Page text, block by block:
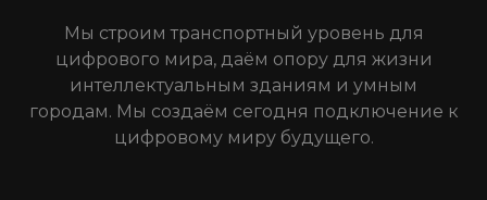
Мы строим транспортный уровень для
цифрового мира, даём опору для жизни
интеллектуальным зданиям и умным
городам. Мы создаём сегодня подключение к
цифровому миру будущего.